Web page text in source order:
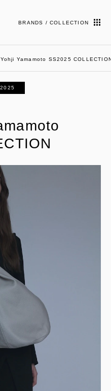
BRANDS / COLLECTION
Yamamoto SS2025